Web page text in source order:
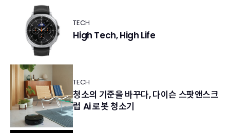
TECH
High Tech, High Life
TECH
청소의 기준을 바꾸다, 다이슨 스팟앤스크
럽 Ai 로봇 청소기